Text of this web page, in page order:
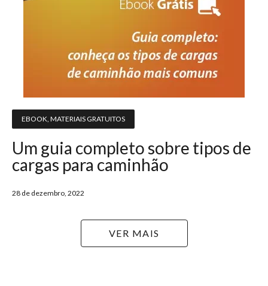
EBOOK MATERIAIS GRATUITOS
Um guia completo sobre tipos de
cargas para caminhão
28 de dezembro, 2022
VER MAIS